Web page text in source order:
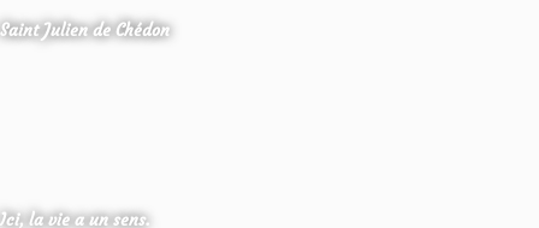
Saint Julien de Chédon
Ici, la vie a un sens.